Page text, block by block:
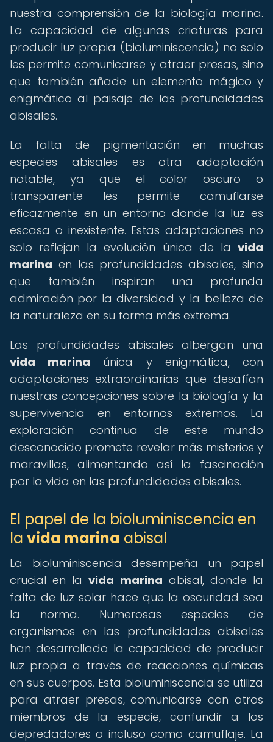
nuestra comprensión de la biología marina.
La capacidad de algunas criaturas para
producir luz propia (bioluminiscencia) no solo
les permite comunicarse y atraer presas, sino
que también añade un elemento mágico y
enigmático al paisaje de las profundidades
abisales.
La falta de pigmentación en muchas
especies abisales es otra adaptación
notable, ya que el color oscuro o
transparente les permite camuflarse
eficazmente en un entorno donde la luz es
escasa o inexistente. Estas adaptaciones no
solo reflejan la evolución única de la vida
marina en las profundidades abisales, sino
que también inspiran una profunda
admiración por la diversidad y la belleza de
la naturaleza en su forma más extrema.
Las profundidades abisales albergan una
vida marina única y enigmática, con
adaptaciones extraordinarias que desafían
nuestras concepciones sobre la biología y la
supervivencia en entornos extremos. La
exploración continua de este mundo
desconocido promete revelar más misterios y
maravillas, alimentando así la fascinación
por la vida en las profundidades abisales.
El papel de la bioluminiscencia en
la vida marina abisal
La bioluminiscencia desempeña un papel
crucial en lavida marina abisal, donde la
falta de luz solar hace que la oscuridad sea
la norma. Numerosas especies de
organismos en las profundidades abisales
han desarrollado la capacidad de producir
luz propia a través de reacciones químicas
en sus cuerpos. Esta bioluminiscencia se utiliza
para atraer presas, comunicarse con otros
miembros de la especie, confundir a los
depredadores o incluso como camuflaje. La